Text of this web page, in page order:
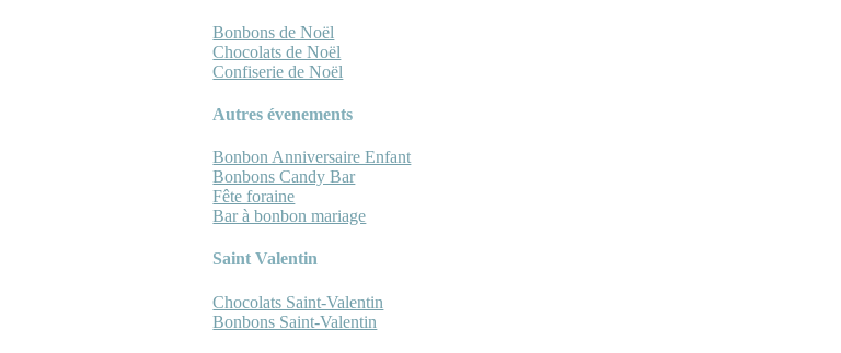
Bonbons de Noël
Chocolats de Noël
Confiserie de Noël
Autres évenements
Bonbon Anniversaire Enfant
Bonbons Candy Bar
Fête foraine
Bar à bonbon mariage
Saint Valentin
Chocolats Saint-Valentin
Bonbons Saint-Valentin